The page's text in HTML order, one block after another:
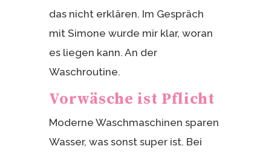
das nicht erklären. Im Gespräch
mit Simone wurde mir klar, woran
es liegen kann. An der
Waschroutine.
Vorwäsche ist Pflicht
Moderne Waschmaschinen sparen
Wasser, was sonst super ist. Bei